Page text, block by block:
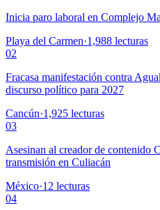
Inicia paro laboral en Complejo
Playa del Carmen·1,988 lecturas
02
Fracasa manifestación contra
discurso político para 2027
Cancún·1,925 lecturas
03
Asesinan al creador de contenido
transmisión en Culiacán
México·12 lecturas
04